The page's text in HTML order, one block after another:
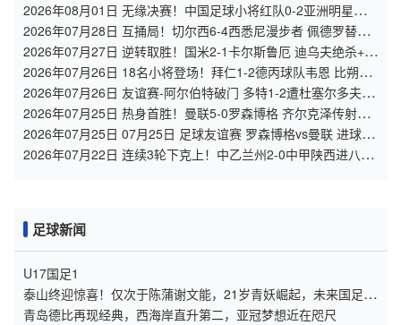
2026年08月01日 无缘决赛！中国足球小将红队0-2亚洲明星联，
后者决赛战杭州足管
2026年07月28日 互捅局！切尔西6-4西悉尼漫步者 佩德罗替补3
射1传阿隆索开门红
2026年07月27日 逆转取胜！国米2-1卡尔斯鲁厄 迪乌夫绝杀+双
响+世界波破门
2026年07月26日 18名小将登场！拜仁1-2德丙球队韦恩 比朔夫
点射乌尔赖希“下蛋”
2026年07月26日 友谊赛-阿尔伯特破门 多特1-2遭杜塞尔多夫逆
转
2026年07月25日 热身首胜！曼联5-0罗森博格 齐尔克泽传射莱
西德瓦尼阿玛斯破门
2026年07月25日 07月25日 足球友谊赛 罗森博格vs曼联 进球视
频
2026年07月22日 连续3轮下克上！中乙兰州2-0中甲陕西进八强
足球新闻
U17国足1
泰山终迎惊喜！仅次于陈蒲谢文能，21岁青妖崛起，未来国足新
锋线！
青岛德比再现经典，西海岸直升第二，亚冠梦想近在咫尺